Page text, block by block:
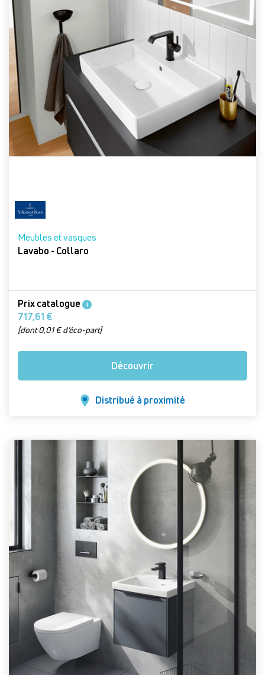
Meubles et vasques
Lavabo - Collaro
Prix catalogue i
717,61 €
[dont 0,01 € d’éco-part]
Découvrir
Distribué à proximité